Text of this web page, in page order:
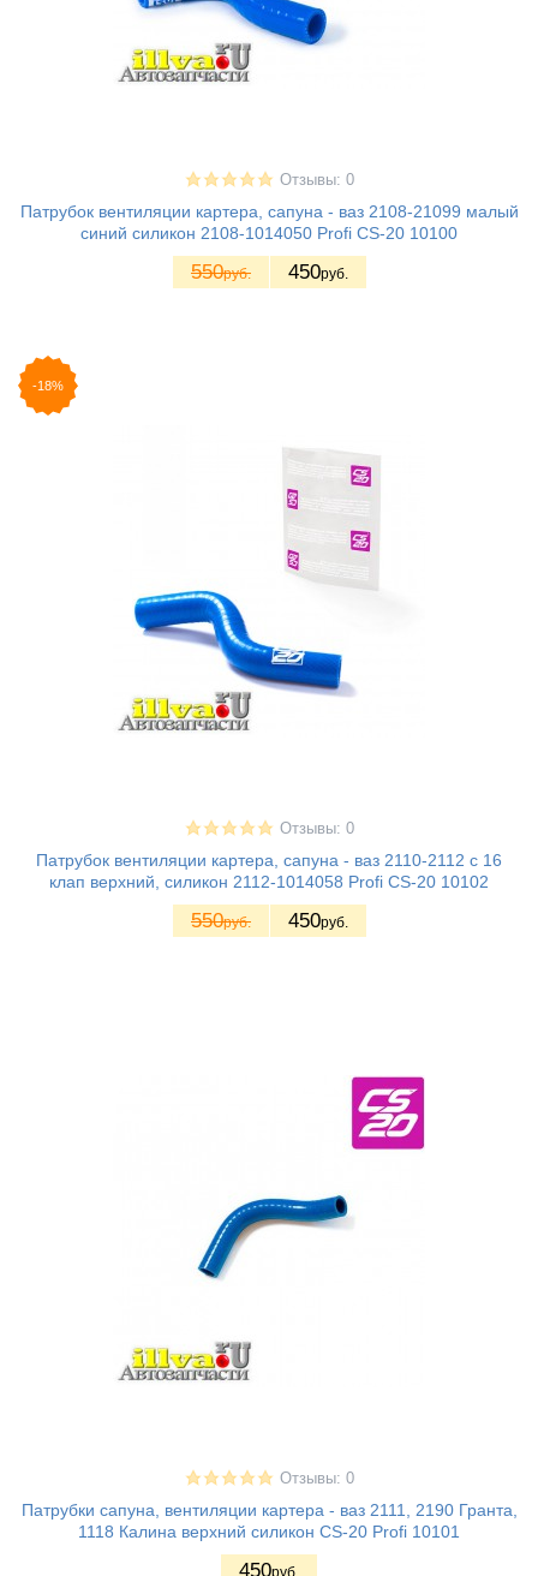
Отзывы: 0
Патрубок вентиляции картера, сапуна - ваз 2108-21099 малый
синий силикон 2108-1014050 Profi CS-20 10100
550руб. 450руб.
-18%
Отзывы: 0
Патрубок вентиляции картера, сапуна - ваз 2110-2112 с 16
клап верхний, силикон 2112-1014058 Profi CS-20 10102
550руб. 450руб.
Отзывы: 0
Патрубки сапуна, вентиляции картера - ваз 2111, 2190 Гранта,
1118 Калина верхний силикон CS-20 Profi 10101
450руб.